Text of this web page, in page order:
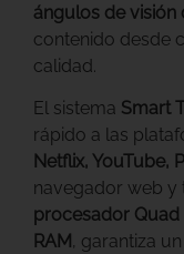
ángulos de visión
contenido desde
calidad.
El sistema Smart
rápido a las
Netflix, YouTube,
navegador web y
procesador Quad
RAM , garantiza